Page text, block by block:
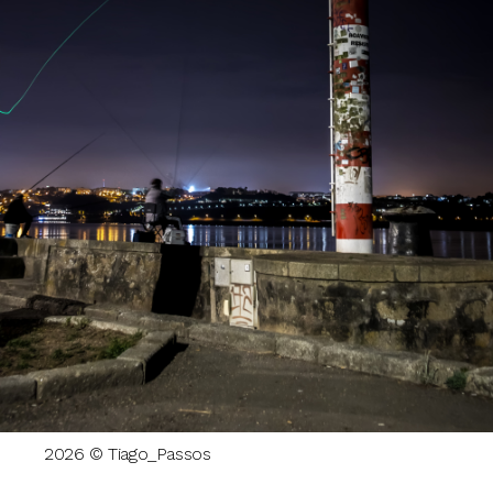
2026 © Tiago_Passos